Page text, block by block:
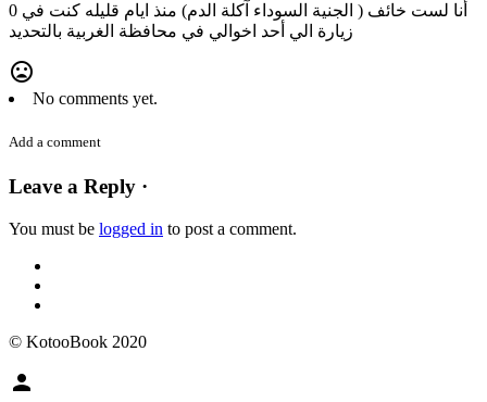
0 أنا لست خائف ( الجنية السوداء آكلة الدم) منذ ايام قليله كنت في
زيارة الي أحد اخوالي في محافظة الغربية بالتحديد
mood_bad
No comments yet.
Add a comment
Leave a Reply ·
You must be logged in to post a comment.
© KotooBook 2020
person